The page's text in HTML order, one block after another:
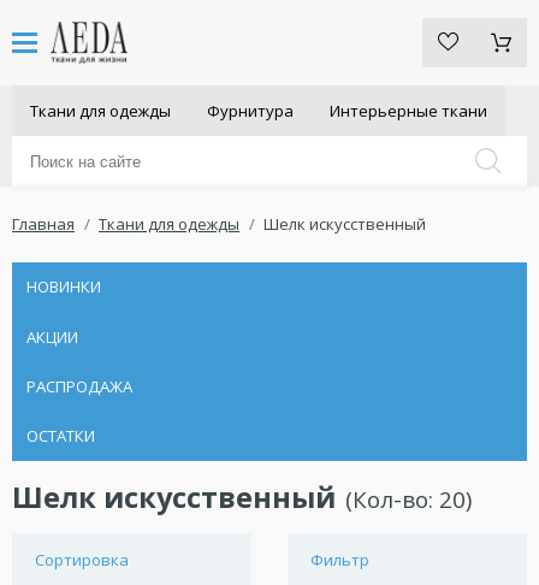
Ткани для одежды Фурнитура Интерьерные ткани
Главная Ткани для одежды Шелк искусственный
НОВИНКИ
АКЦИИ
РАСПРОДАЖА
ОСТАТКИ
Шелк искусственный (Кол-во: 20)
Сортировка Фильтр